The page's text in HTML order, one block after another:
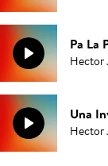
Pa La
Una